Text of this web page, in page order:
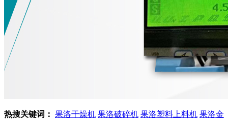
热搜关键词： 果洛干燥机 果洛破碎机 果洛塑料上料机 果洛金